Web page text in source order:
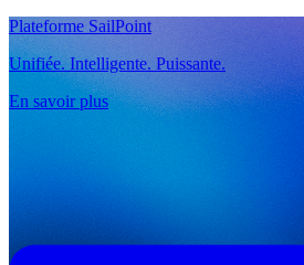
Plateforme SailPoint
Unifiée. Intelligente. Puissante.
En savoir plus